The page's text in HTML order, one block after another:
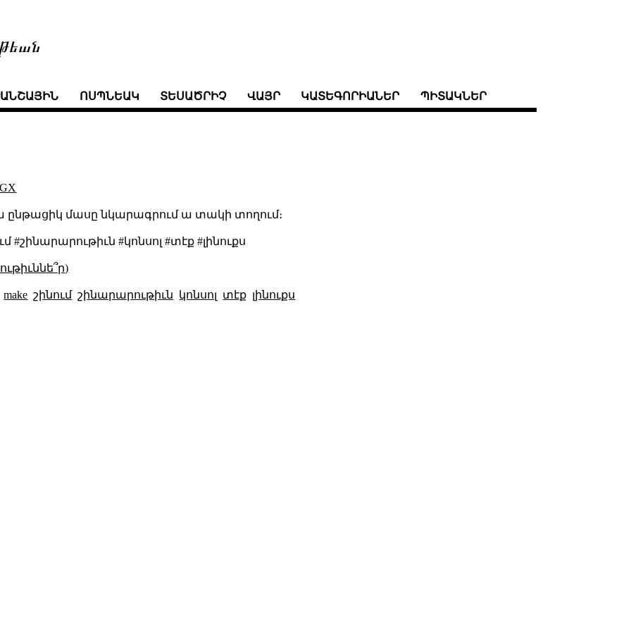
ՈՍՊՆԵԱԿ ՏԵՍԱԾՐԻՉ ՎԱՅՐ ԿԱՏԵԳՈՐԻԱՆԵՐ ՊԻՏԱԿՆԵՐ
ընթացիկ մասը նկարագրում ա տակի տողում։
#շինարարութիւն #կոնսոլ #տէք #լինուքս
make շինում շինարարութիւն կոնսոլ տէք լինուքս